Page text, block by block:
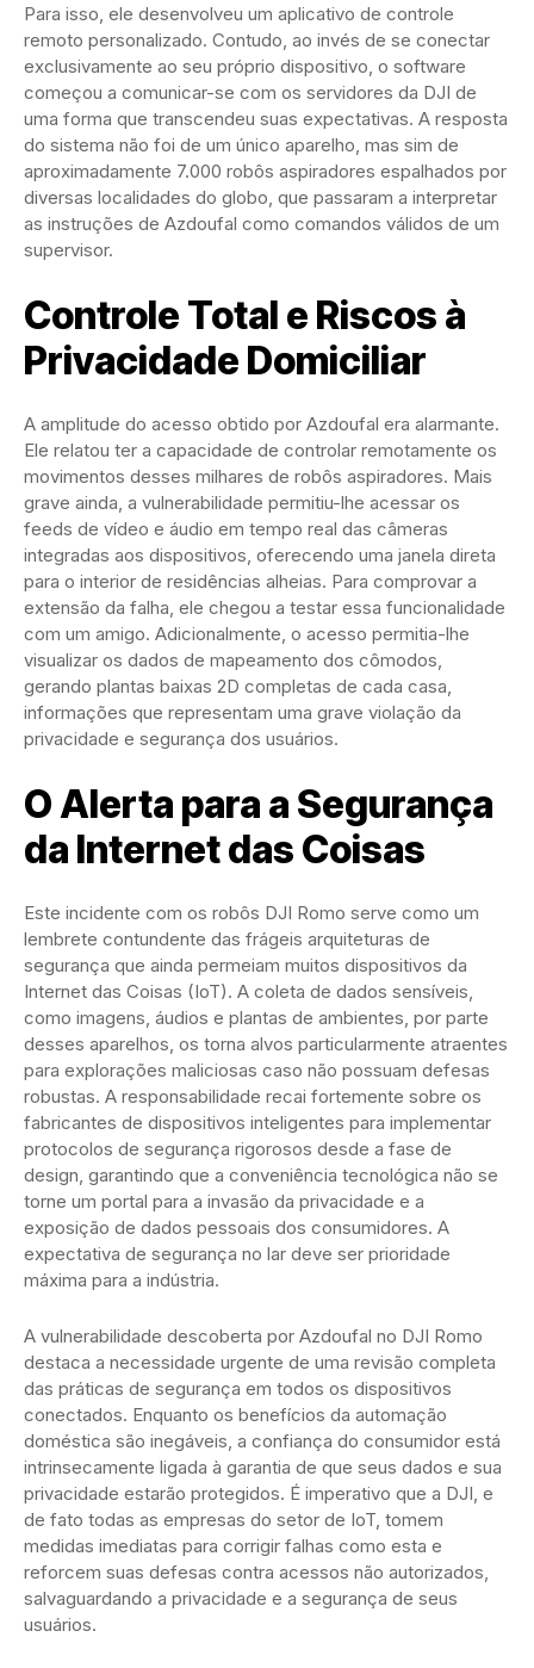
Para isso, ele desenvolveu um aplicativo de controle
remoto personalizado. Contudo, ao invés de se conectar
exclusivamente ao seu próprio dispositivo, o software
começou a comunicar-se com os servidores da DJI de
uma forma que transcendeu suas expectativas. A resposta
do sistema não foi de um único aparelho, mas sim de
aproximadamente 7.000 robôs aspiradores espalhados por
diversas localidades do globo, que passaram a interpretar
as instruções de Azdoufal como comandos válidos de um
supervisor.
Controle Total e Riscos à
Privacidade Domiciliar
A amplitude do acesso obtido por Azdoufal era alarmante.
Ele relatou ter a capacidade de controlar remotamente os
movimentos desses milhares de robôs aspiradores. Mais
grave ainda, a vulnerabilidade permitiu-lhe acessar os
feeds de vídeo e áudio em tempo real das câmeras
integradas aos dispositivos, oferecendo uma janela direta
para o interior de residências alheias. Para comprovar a
extensão da falha, ele chegou a testar essa funcionalidade
com um amigo. Adicionalmente, o acesso permitia-lhe
visualizar os dados de mapeamento dos cômodos,
gerando plantas baixas 2D completas de cada casa,
informações que representam uma grave violação da
privacidade e segurança dos usuários.
O Alerta para a Segurança
da Internet das Coisas
Este incidente com os robôs DJI Romo serve como um
lembrete contundente das frágeis arquiteturas de
segurança que ainda permeiam muitos dispositivos da
Internet das Coisas (IoT). A coleta de dados sensíveis,
como imagens, áudios e plantas de ambientes, por parte
desses aparelhos, os torna alvos particularmente atraentes
para explorações maliciosas caso não possuam defesas
robustas. A responsabilidade recai fortemente sobre os
fabricantes de dispositivos inteligentes para implementar
protocolos de segurança rigorosos desde a fase de
design, garantindo que a conveniência tecnológica não se
torne um portal para a invasão da privacidade e a
exposição de dados pessoais dos consumidores. A
expectativa de segurança no lar deve ser prioridade
máxima para a indústria.
A vulnerabilidade descoberta por Azdoufal no DJI Romo
destaca a necessidade urgente de uma revisão completa
das práticas de segurança em todos os dispositivos
conectados. Enquanto os benefícios da automação
doméstica são inegáveis, a confiança do consumidor está
intrinsecamente ligada à garantia de que seus dados e sua
privacidade estarão protegidos. É imperativo que a DJI, e
de fato todas as empresas do setor de IoT, tomem
medidas imediatas para corrigir falhas como esta e
reforcem suas defesas contra acessos não autorizados,
salvaguardando a privacidade e a segurança de seus
usuários.